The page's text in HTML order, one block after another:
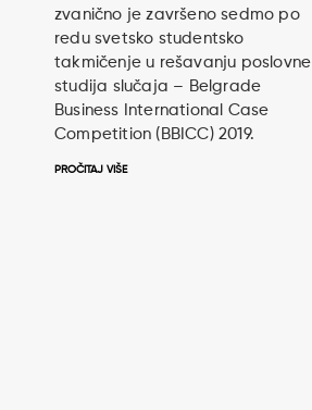
zvanično je završeno sedmo po
redu svetsko studentsko
takmičenje u rešavanju poslovne
studija slučaja – Belgrade
Business International Case
Competition (BBICC) 2019.
PROČITAJ VIŠE